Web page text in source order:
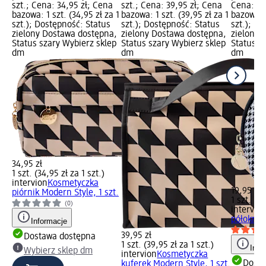
szt.; Cena: 34,95 zł; Cena
bazowa: 1 szt. (34,95 zł za 1
szt.); Dostępność: Status
zielony Dostawa dostępna,
Status szary Wybierz sklep
dm
34,95 zł
1 szt. (34,95 zł za 1 szt.)
intervionKosmetyczka
piórnik Modern Style, 1 szt.
(0)
Informacje
Dostawa dostępna
Wybierz sklep dm
szt.; Cena: 39,95 zł; Cena
bazowa: 1 szt. (39,95 zł za 1
szt.); Dostępność: Status
zielony Dostawa dostępna,
Status szary Wybierz sklep
dm
39,95 zł
1 szt. (39,95 zł za 1 szt.)
intervionKosmetyczka
kuferek Modern Style, 1 szt.
Cena:
bazowa:
szt.);
zielony
Status
dm
19,95 zł
1 szt.
intervion